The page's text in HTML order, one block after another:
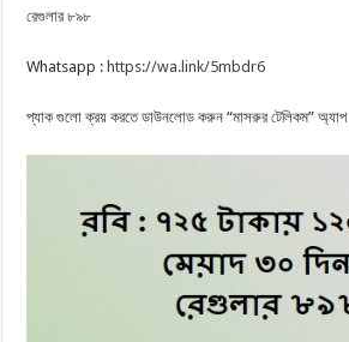
রেগুলার ৮৯৮
Whatsapp : https://wa.link/5mbdr6
প্যাক গুলো ক্রয় করতে ডাউনলোড করুন “মাসরুর টেলিকম” অ্যাপ